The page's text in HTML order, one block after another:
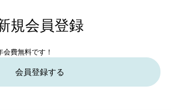
規会員登録
会費無料です！
会員登録する